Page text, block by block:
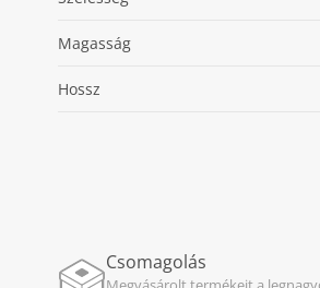
Magasság
Hossz
Csomagolás